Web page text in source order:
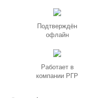
Подтверждён
офлайн
Работает в
компании РГР